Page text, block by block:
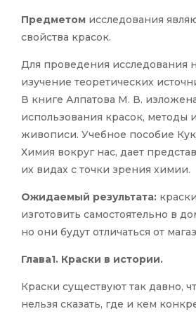
Предметом исследования
свойства красок.
Для проведения исследования
изучение теоретических
В книге Алпатова М. В.
использования красок, методы
живописи. Учебное пособие
Химия вокруг нас, дает
их видах с точки зрения химии.
Ожидаемый результата:
изготовить самостоятельно в
но они будут отличаться от
Глава1. Краски в истории.
Краски существуют так давно,
нельзя сказать, где и кем